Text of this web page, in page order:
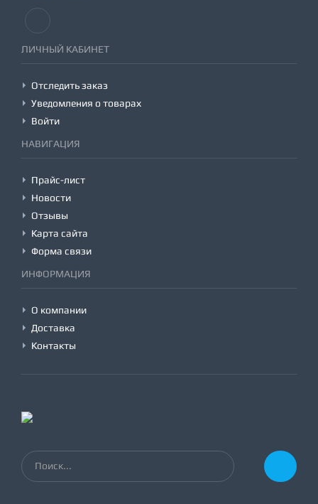
ЛИЧНЫЙ КАБИНЕТ
Отследить заказ
Уведомления о товарах
Войти
НАВИГАЦИЯ
Прайс-лист
Новости
Отзывы
Карта сайта
Форма связи
ИНФОРМАЦИЯ
О компании
Доставка
Контакты